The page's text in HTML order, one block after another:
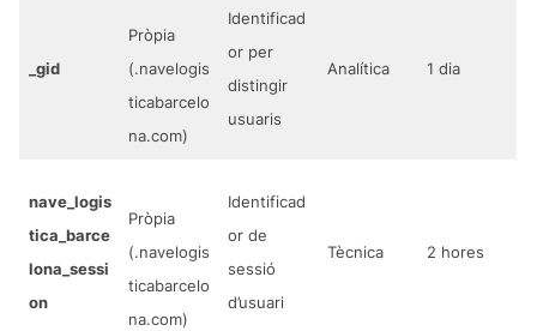
_gid
Pròpia
(.navelogis
ticabarcelo
na.com)
Identificad
or per
distingir
usuaris
Analítica 1 dia
nave_logis
tica_barce
lona_sessi
on
Pròpia
(.navelogis
ticabarcelo
na.com)
Identificad
or de
sessió
d’usuari
Tècnica 2 hores